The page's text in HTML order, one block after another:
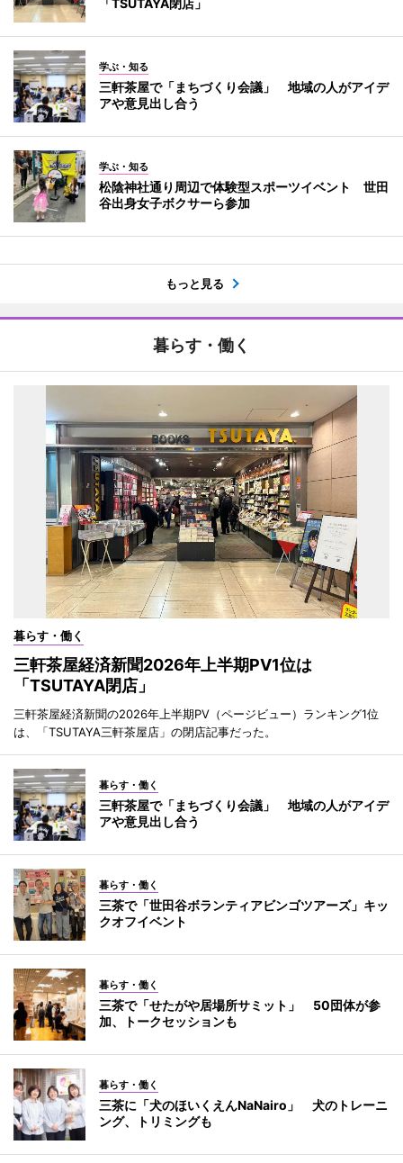
「TSUTAYA閉店」
学ぶ・知る
三軒茶屋で「まちづくり会議」 地域の人がアイデ
アや意見出し合う
学ぶ・知る
松陰神社通り周辺で体験型スポーツイベント 世田
谷出身女子ボクサーら参加
もっと見る
暮らす・働く
暮らす・働く
三軒茶屋経済新聞2026年上半期PV1位は
「TSUTAYA閉店」
三軒茶屋経済新聞の2026年上半期PV（ページビュー）ランキング1位
は、「TSUTAYA三軒茶屋店」の閉店記事だった。
暮らす・働く
三軒茶屋で「まちづくり会議」 地域の人がアイデ
アや意見出し合う
暮らす・働く
三茶で「世田谷ボランティアビンゴツアーズ」キッ
クオフイベント
暮らす・働く
三茶で「せたがや居場所サミット」 50団体が参
加、トークセッションも
暮らす・働く
三茶に「犬のほいくえんNaNairo」 犬のトレーニ
ング、トリミングも